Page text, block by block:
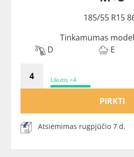
185/55 R15
Tinkamumas
D
E
Likutis >4
PIRKTI
Atsiėmimas rugpjūčio 7 d.